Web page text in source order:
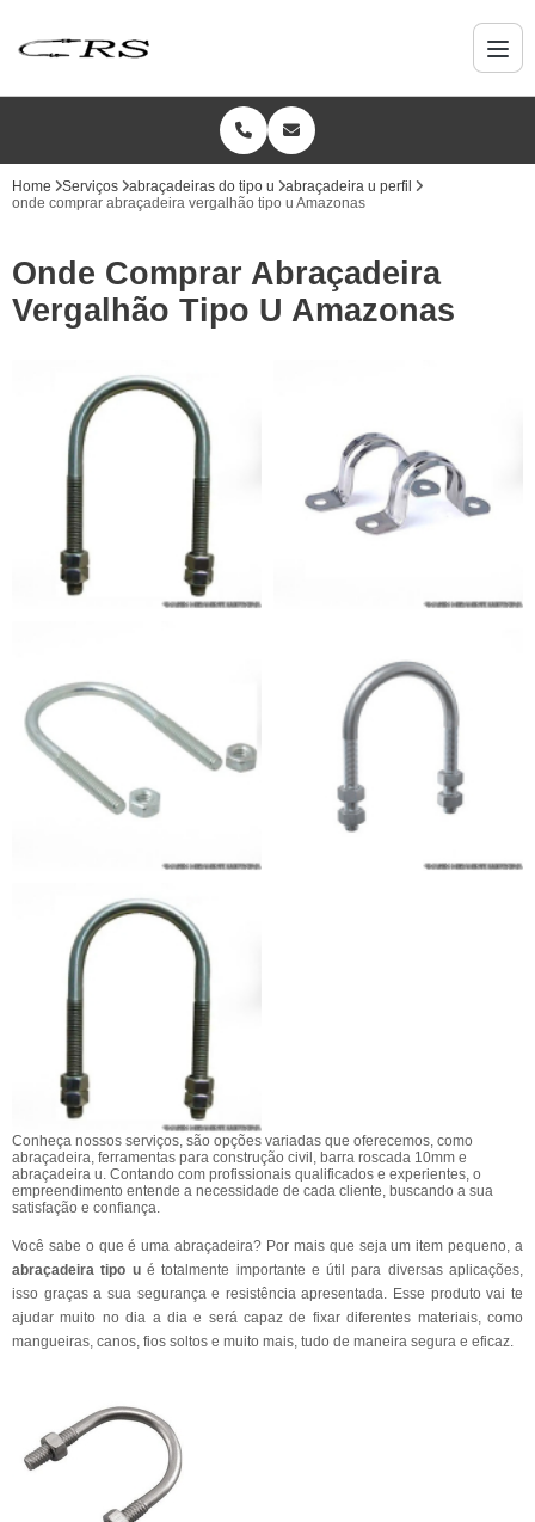
Home Serviços abraçadeiras do tipo u
abraçadeira u perfil
onde comprar abraçadeira vergalhão tipo u Amazonas
Onde Comprar Abraçadeira
Vergalhão Tipo U Amazonas
Conheça nossos serviços, são opções variadas que oferecemos, como
abraçadeira, ferramentas para construção civil, barra roscada 10mm e
abraçadeira u. Contando com profissionais qualificados e experientes, o
empreendimento entende a necessidade de cada cliente, buscando a sua
satisfação e confiança.
Você sabe o que é uma abraçadeira? Por mais que seja um item pequeno, a
abraçadeira tipo ué totalmente importante e útil para diversas aplicações,
isso graças a sua segurança e resistência apresentada. Esse produto vai te
ajudar muito no dia a dia e será capaz de fixar diferentes materiais, como
mangueiras, canos, fios soltos e muito mais, tudo de maneira segura e eficaz.